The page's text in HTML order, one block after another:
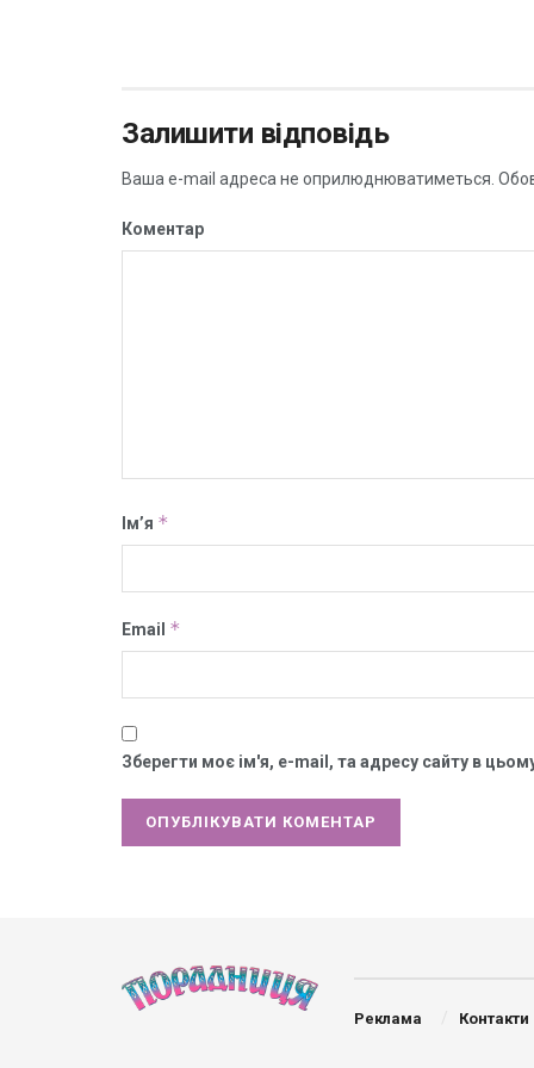
Залишити відповідь
Ваша e-mail адреса не оприлюднюватиметься.
Коментар
Ім’я *
Email *
Зберегти моє ім'я, e-mail, та адресу сайту в
Реклама Контакти